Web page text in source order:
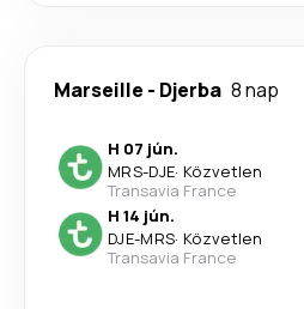
Marseille - Djerba 8 nap
H 07 jún.
MRS-DJE· Közvetlen
Transavia France
H 14 jún.
DJE-MRS· Közvetlen
Transavia France